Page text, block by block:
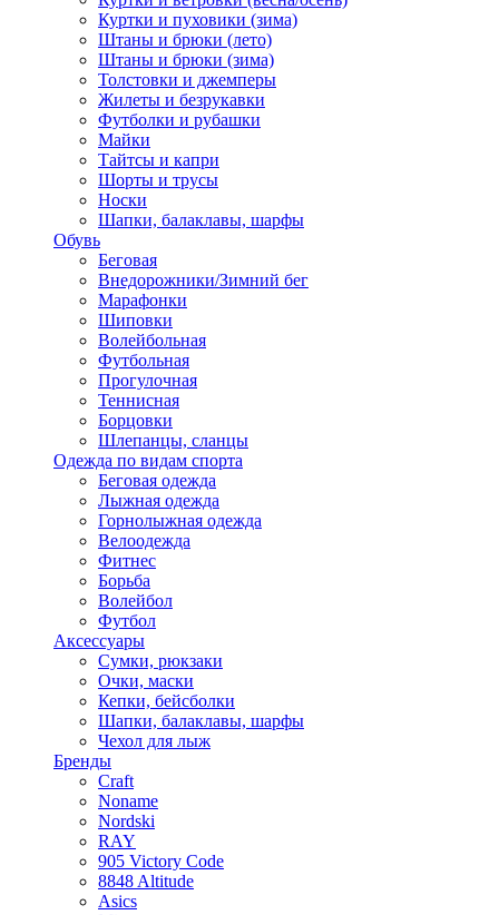
Куртки и пуховики (зима)
Штаны и брюки (лето)
Штаны и брюки (зима)
Толстовки и джемперы
Жилеты и безрукавки
Футболки и рубашки
Майки
Тайтсы и капри
Шорты и трусы
Носки
Шапки, балаклавы, шарфы
Обувь
Беговая
Внедорожники/Зимний бег
Марафонки
Шиповки
Волейбольная
Футбольная
Прогулочная
Теннисная
Борцовки
Шлепанцы, сланцы
Одежда по видам спорта
Беговая одежда
Лыжная одежда
Горнолыжная одежда
Велоодежда
Фитнес
Борьба
Волейбол
Футбол
Аксессуары
Сумки, рюкзаки
Очки, маски
Кепки, бейсболки
Шапки, балаклавы, шарфы
Чехол для лыж
Бренды
Craft
Noname
Nordski
RAY
905 Victory Code
8848 Altitude
Asics